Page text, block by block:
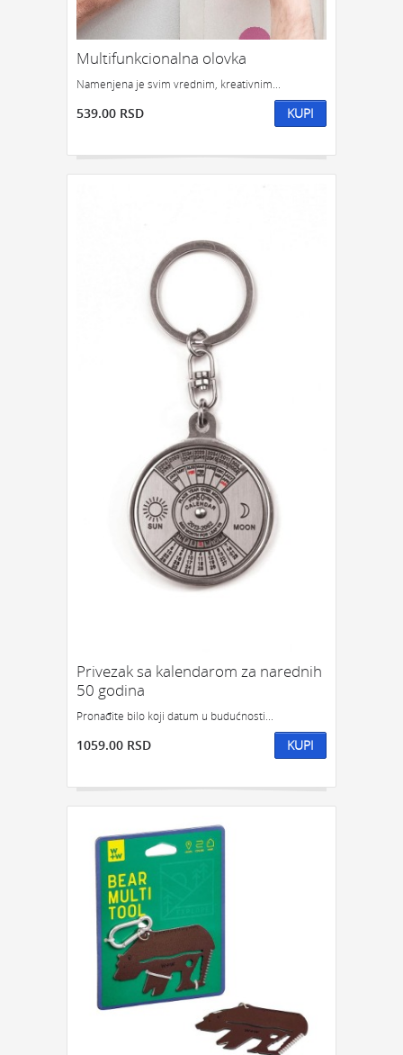
Multifunkcionalna olovka
Namenjena je svim vrednim, kreativnim...
539.00 RSD KUPI
Privezak sa kalendarom za narednih
50 godina
Pronađite bilo koji datum u budućnosti...
1059.00 RSD KUPI